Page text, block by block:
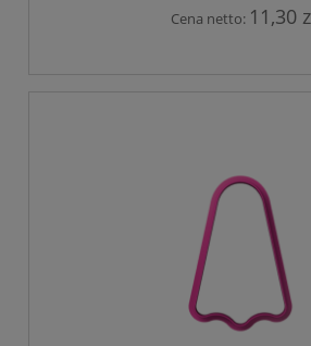
Cena netto: 11,30